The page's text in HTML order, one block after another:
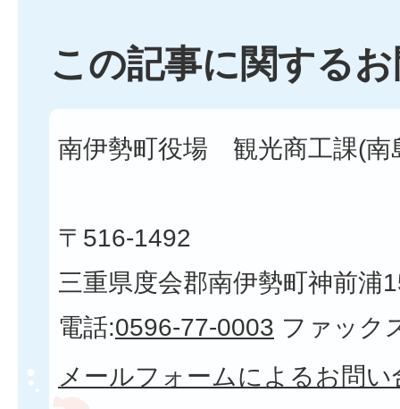
この記事に関する
南伊勢町役場 観光商工課(南
〒516-1492
三重県度会郡南伊勢町神前浦
電話:0596-77-0003 ファック
メールフォームによるお問い